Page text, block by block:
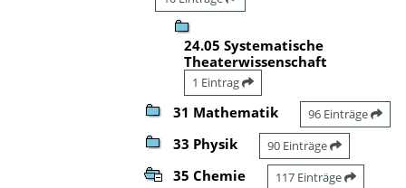
24.05 Systematische
Theaterwissenschaft
1 Eintrag
31 Mathematik 96 Einträge
33 Physik 90 Einträge
35 Chemie 117 Einträge